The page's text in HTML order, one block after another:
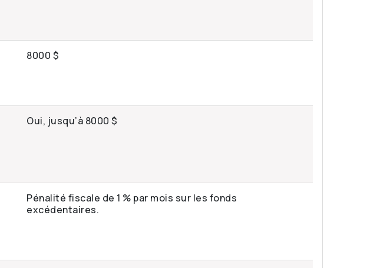
8000 $
Oui, jusqu’à 8000 $
Pénalité fiscale de 1 % par mois sur les fonds
excédentaires.